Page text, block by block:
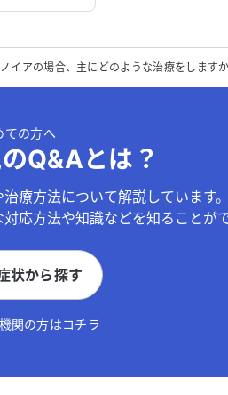
イアの場合、主にどのような治療をします
ての方へ
Q&Aとは？
療方法について解説しています
応方法や知識などを知ることがで
状から探す
関の方はコチラ